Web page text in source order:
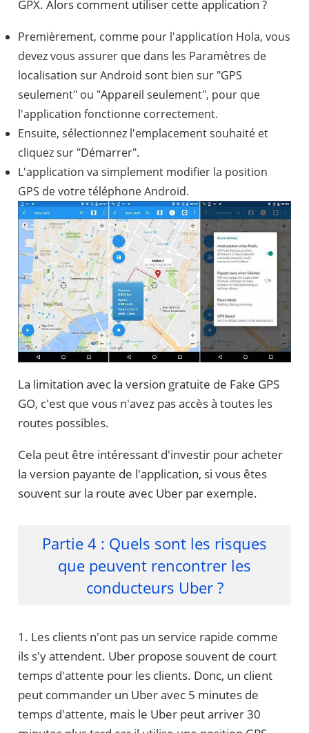
GPX. Alors comment utiliser cette application ?
Premièrement, comme pour l'application Hola, vous
devez vous assurer que dans les Paramètres de
localisation sur Android sont bien sur "GPS
seulement" ou "Appareil seulement", pour que
l'application fonctionne correctement.
Ensuite, sélectionnez l'emplacement souhaité et
cliquez sur "Démarrer".
L'application va simplement modifier la position
GPS de votre téléphone Android.
La limitation avec la version gratuite de Fake GPS
GO, c'est que vous n'avez pas accès à toutes les
routes possibles.
Cela peut être intéressant d'investir pour acheter
la version payante de l'application, si vous êtes
souvent sur la route avec Uber par exemple.
Partie 4 : Quels sont les risques
que peuvent rencontrer les
conducteurs Uber ?
1. Les clients n'ont pas un service rapide comme
ils s'y attendent. Uber propose souvent de court
temps d'attente pour les clients. Donc, un client
peut commander un Uber avec 5 minutes de
temps d'attente, mais le Uber peut arriver 30